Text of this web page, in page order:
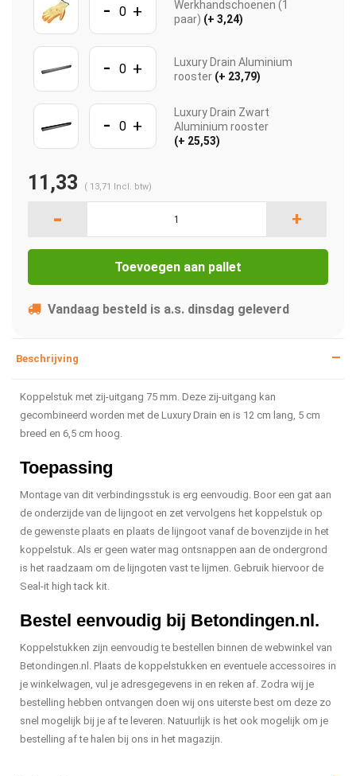
- +
Werkhandschoenen (1
paar) (+ 3,24)
- +
Luxury Drain Aluminium
rooster (+ 23,79)
- +
Luxury Drain Zwart
Aluminium rooster
(+ 25,53)
11,33 ( 13,71 Incl. btw)
- +
Toevoegen aan pallet
Vandaag besteld is a.s. dinsdag geleverd
Beschrijving
Koppelstuk met zij-uitgang 75 mm. Deze zij-uitgang kan
gecombineerd worden met de Luxury Drain en is 12 cm lang, 5 cm
breed en 6,5 cm hoog.
Toepassing
Montage van dit verbindingsstuk is erg eenvoudig. Boor een gat aan
de onderzijde van de lijngoot en zet vervolgens het koppelstuk op
de gewenste plaats en plaats de lijngoot vanaf de bovenzijde in het
koppelstuk. Als er geen water mag ontsnappen aan de ondergrond
is het raadzaam om de lijngoten vast te lijmen. Gebruik hiervoor de
Seal-it high tack kit.
Bestel eenvoudig bij Betondingen.nl.
Koppelstukken zijn eenvoudig te bestellen binnen de webwinkel van
Betondingen.nl. Plaats de koppelstukken en eventuele accessoires in
je winkelwagen, vul je adresgegevens in en reken af. Zodra wij je
bestelling hebben ontvangen doen wij ons uiterste best om deze zo
snel mogelijk bij je af te leveren. Natuurlijk is het ook mogelijk om je
bestelling af te halen bij ons in het magazijn.